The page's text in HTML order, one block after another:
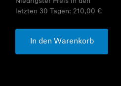
letzten 30 Tagen: 210,00 €
In den Warenkorb